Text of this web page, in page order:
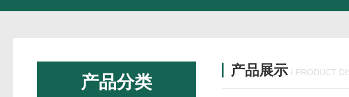
产品分类
产品展示 / PRODUCT